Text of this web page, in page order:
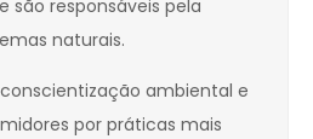
são responsáveis pela
naturais.
ambiental e
por práticas mais